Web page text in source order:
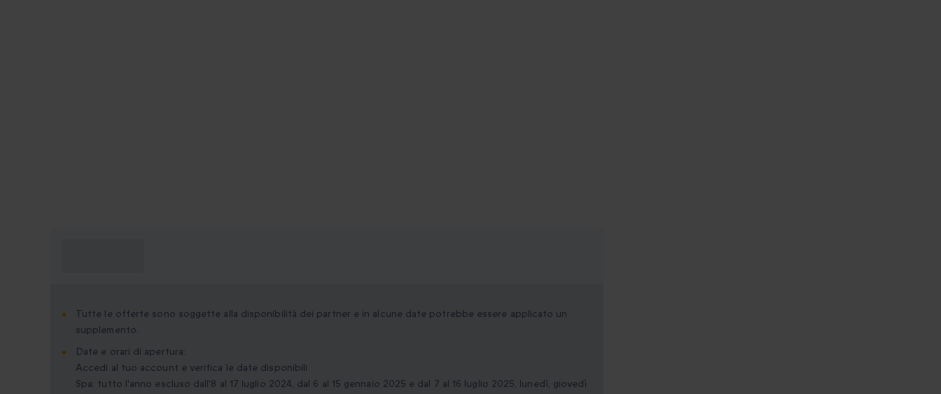
Tutte le offerte sono soggette alla disponibilità dei partner e in alcune date potrebbe essere applicato un
supplemento.
Date e orari di apertura:
Accedi al tuo account e verifica le date disponibili
Spa: tutto l'anno escluso dall'8 al 17 luglio 2024, dal 6 al 15 gennaio 2025 e dal 7 al 16 luglio 2025, lunedì, giovedì